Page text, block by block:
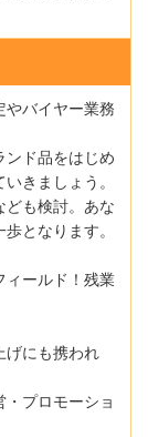
やバイヤー業務
ンド品をはじめ
きましょう。
ども検討。あな
となります。
ィールド！残業
げにも携われ
プロモーショ